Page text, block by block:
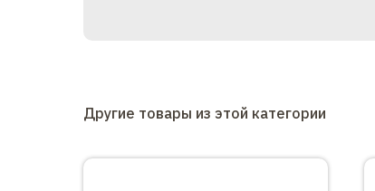
Другие товары из этой категории